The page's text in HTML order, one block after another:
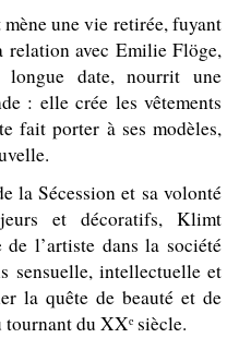
une vie retirée, fuyant
relation avec Emilie Flöge,
longue date, nourrit une
: elle crée les vêtements
fait porter à ses modèles,
la Sécession et sa volonté
et décoratifs, Klimt
l’artiste dans la société
sensuelle, intellectuelle et
la quête de beauté et de
tournant du XXᵉ siècle.